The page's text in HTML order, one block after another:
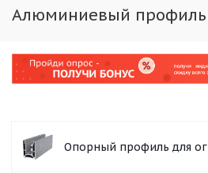
Алюминиевый профиль
Опорный профиль для